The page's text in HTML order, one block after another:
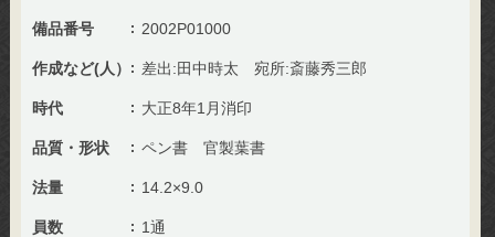
備品番号 2002P01000
作成など(人） 差出:田中時太 宛所:斎藤秀三郎
時代 大正8年1月消印
品質・形状 ペン書 官製葉書
法量 14.2×9.0
員数 1通